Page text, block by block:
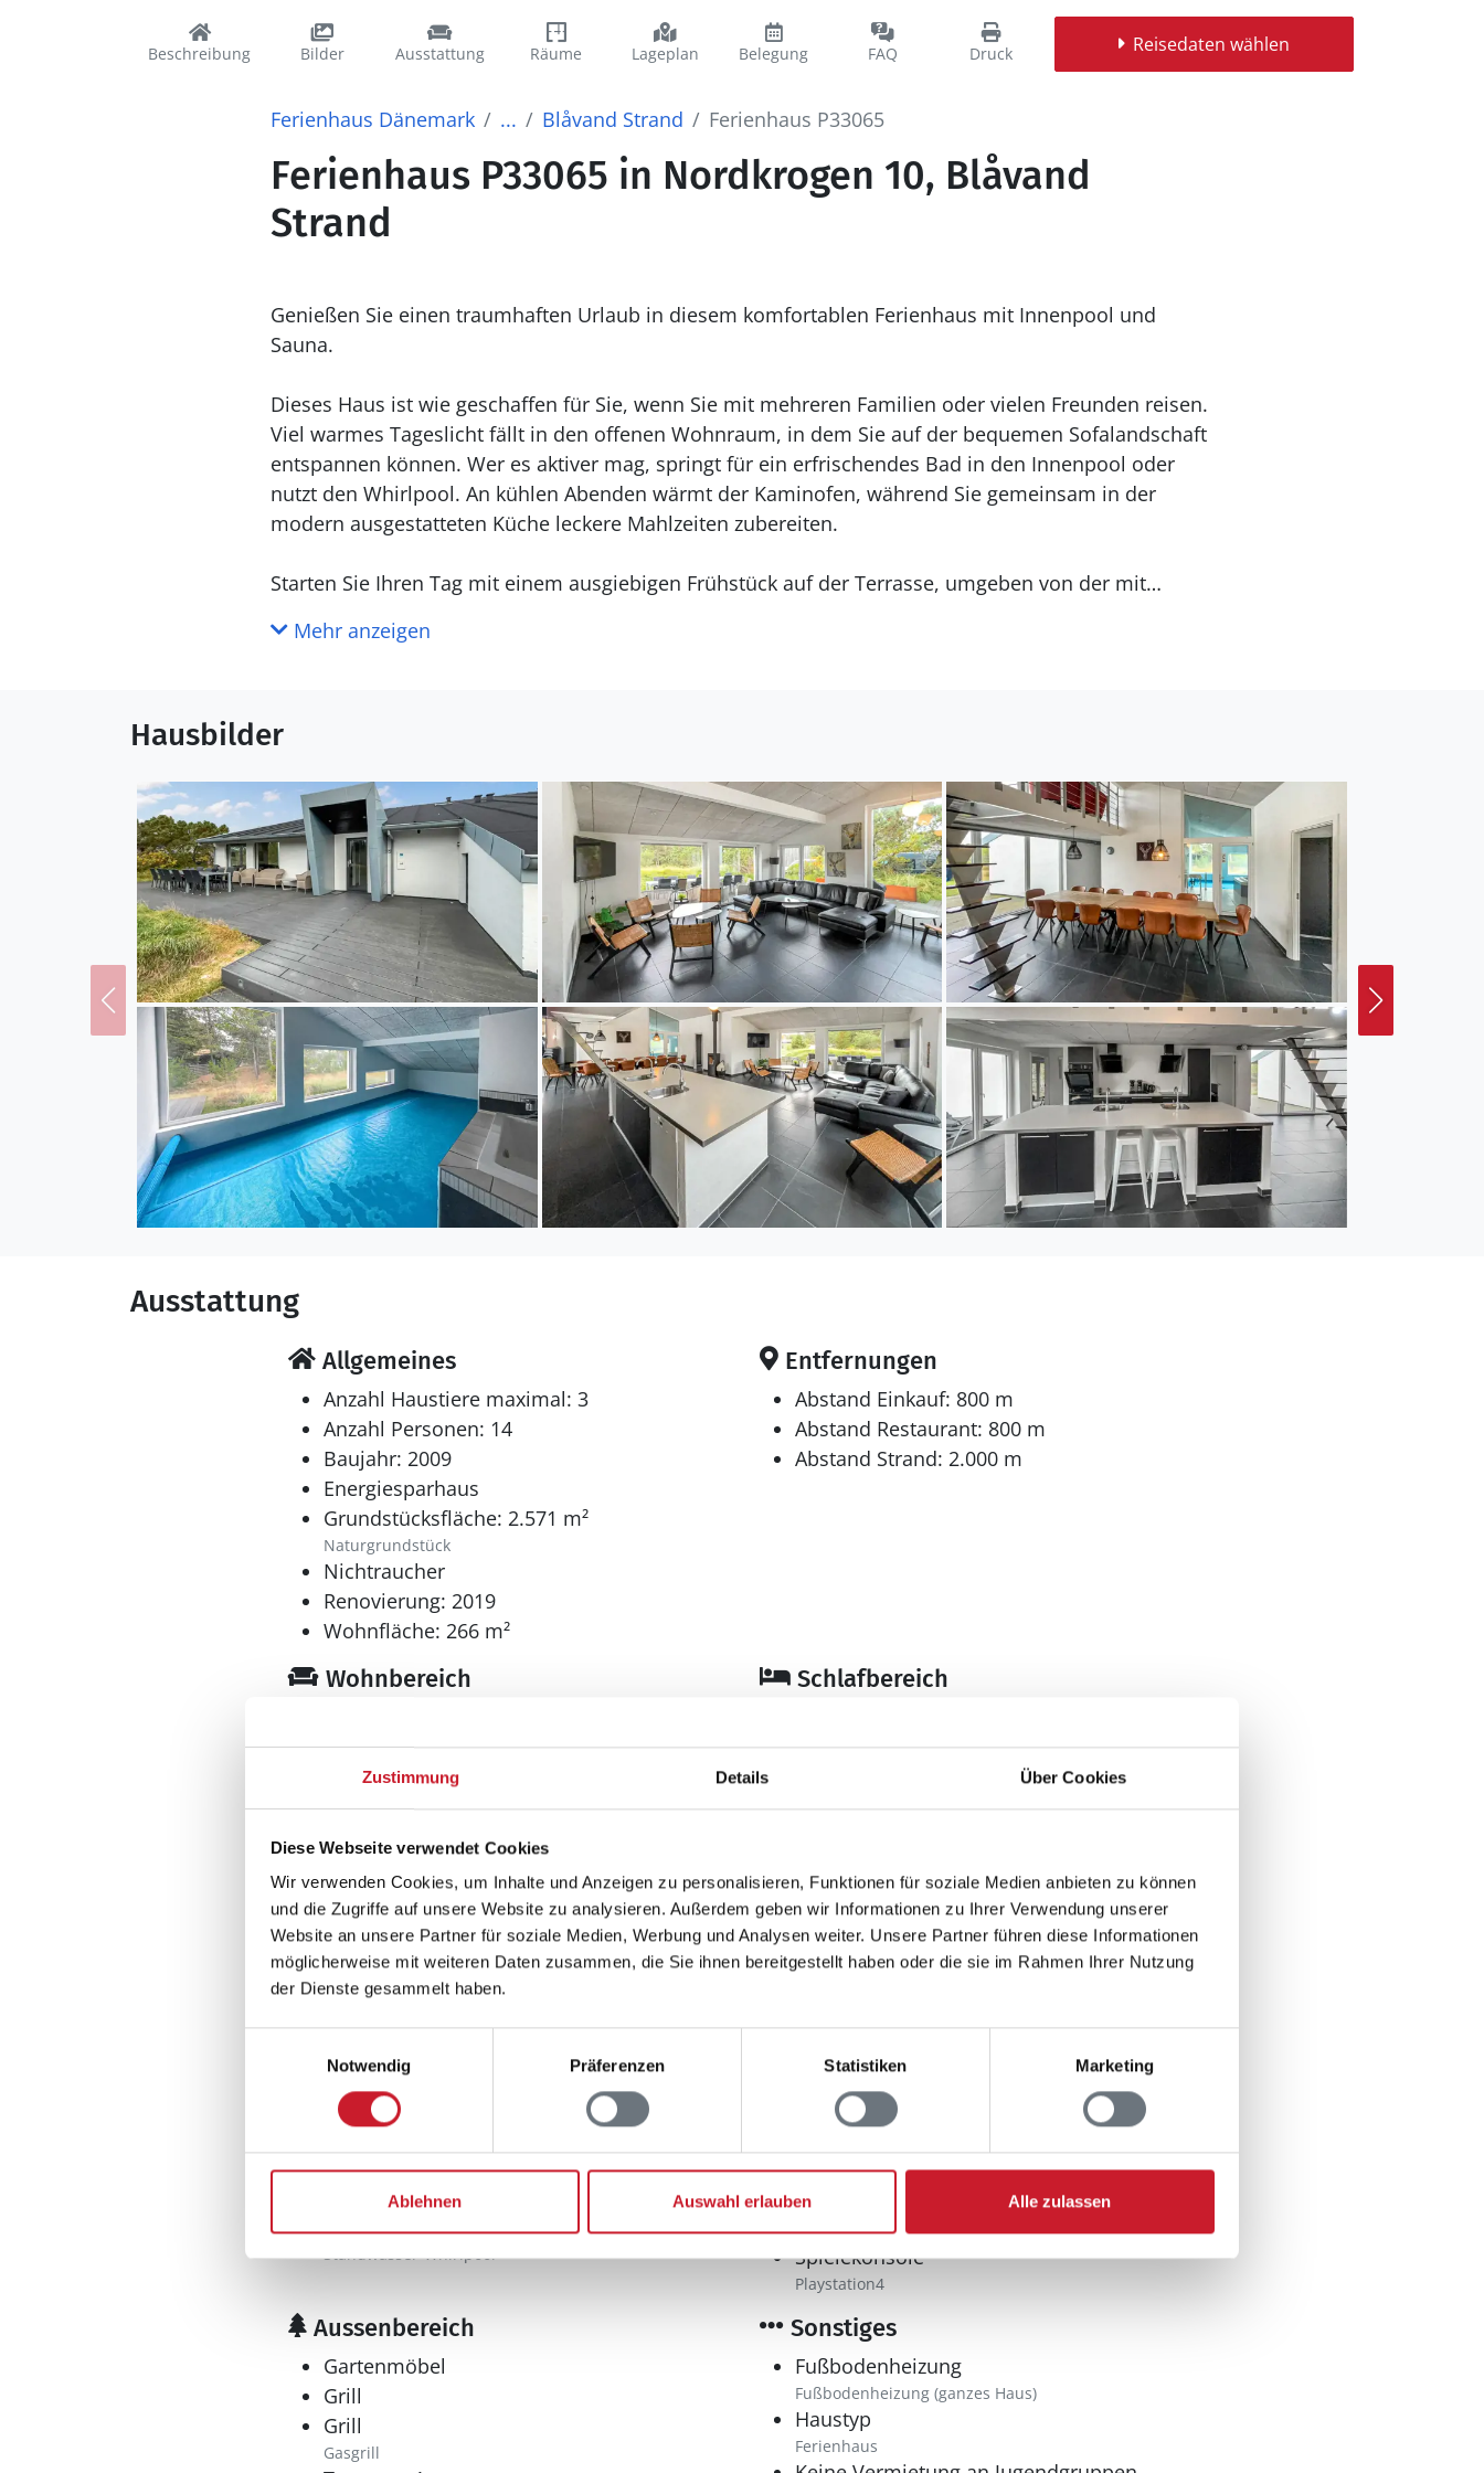
Zustimmung Details Über Cookies
Diese Webseite verwendet Cookies
Wir verwenden Cookies, um Inhalte und Anzeigen zu personalisieren, Funktionen für soziale Medien anbieten zu können
und die Zugriffe auf unsere Website zu analysieren. Außerdem geben wir Informationen zu Ihrer Verwendung unserer
Website an unsere Partner für soziale Medien, Werbung und Analysen weiter. Unsere Partner führen diese Informationen
möglicherweise mit weiteren Daten zusammen, die Sie ihnen bereitgestellt haben oder die sie im Rahmen Ihrer Nutzung
der Dienste gesammelt haben.
Notwendig
Präferenzen Statistiken Marketing
Ablehnen Auswahl erlauben Alle zulassen
Beschreibung Bilder Ausstattung Räume Lageplan Belegung FAQ Druck Reisedaten wählen
Ferienhaus Dänemark ... Blåvand Strand Ferienhaus P33065
Ferienhaus P33065 in Nordkrogen 10, Blåvand
Strand
Genießen Sie einen traumhaften Urlaub in diesem komfortablen Ferienhaus mit Innenpool und
Sauna.
Dieses Haus ist wie geschaffen für Sie, wenn Sie mit mehreren Familien oder vielen Freunden reisen.
Viel warmes Tageslicht fällt in den offenen Wohnraum, in dem Sie auf der bequemen Sofalandschaft
entspannen können. Wer es aktiver mag, springt für ein erfrischendes Bad in den Innenpool oder
nutzt den Whirlpool. An kühlen Abenden wärmt der Kaminofen, während Sie gemeinsam in der
modern ausgestatteten Küche leckere Mahlzeiten zubereiten.
Starten Sie Ihren Tag mit einem ausgiebigen Frühstück auf der Terrasse, umgeben von der mit
vertiefen Sie sich in ein gutes Gespräch. Ihre Kinder finden viele Möglichkeiten zum Toben und
frische Nordseeluft genießen können. Schlendern Sie durch das charmante Ortszentrum mit seinen
kleinen Galerien und Spezialitätengeschäften, die eine kreative und zugleich gemütliche Atmosphäre
schaffen. Erkunden Sie die Umgebung bei einem Spaziergang durch die Dünen- und
Kiefernlandschaft, die direkt am Meer beginnt und Ruhe sowie Naturgenuss verspricht.
Mehr anzeigen
Hausbilder
Ausstattung
Allgemeines
Anzahl Haustiere maximal: 3
Anzahl Personen: 14
Baujahr: 2009
Energiesparhaus
Grundstücksfläche: 2.571 m²
Naturgrundstück
Nichtraucher
Renovierung: 2019
Wohnfläche: 266 m²
Entfernungen
Abstand Einkauf: 800 m
Abstand Restaurant: 800 m
Abstand Strand: 2.000 m
Wohnbereich Schlafbereich
Anzahl Einzelbetten: 6
Geschirrspüler
Herd
El-Kochplatten/Ofen
Kaffeemaschine
Kühlschrank
Mikrowelle
Tiefkühler: 63 l
Tiefkühlschrank
Anzahl Badezimmer: 3
Anzahl Toiletten: 3
Dusche
Wellness
Innenpool
Whirlpool
Standwasser-Whirlpool
Multimedia
DVD-Player
Internet
WLAN
Spielekonsole
Playstation4
Aussenbereich
Gartenmöbel
Grill
Grill
Gasgrill
Sonstiges
Fußbodenheizung
Fußbodenheizung (ganzes Haus)
Haustyp
Ferienhaus